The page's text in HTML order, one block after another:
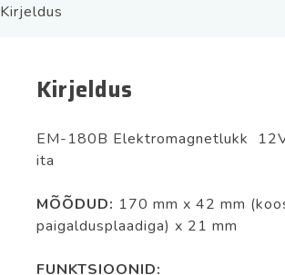
kogus
Kirjeldus
Kirjeldus
EM-180B Elektromagnetlukk
ita
MÕÕDUD: 170 mm x 42 mm
paigaldusplaadiga) x 21 mm
FUNKTSIOONID: